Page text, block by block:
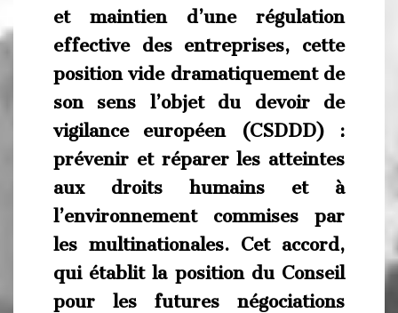
et maintien d’une régulation
effective des entreprises, cette
position vide dramatiquement de
son sens l’objet du devoir de
vigilance européen (CSDDD) :
prévenir et réparer les atteintes
aux droits humains et à
l’environnement commises par
les multinationales. Cet accord,
qui établit la position du Conseil
pour les futures négociations